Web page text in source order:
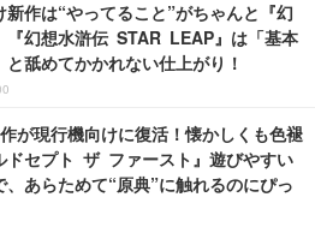
新作は“やってること”がちゃんと『幻
『幻想水滸伝 STAR LEAP』は「基本
と舐めてかかれない仕上がり！
が現行機向けに復活！懐かしくも色褪
ドセプト ザ ファースト』遊びやすい
、あらためて“原典”に触れるのにぴっ